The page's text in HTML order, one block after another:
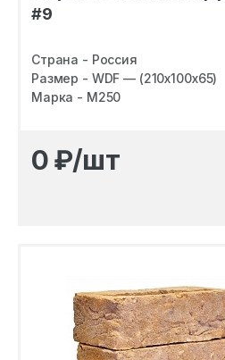
#9
Страна - Россия
Размер - WDF — (210х100х65)
Марка - M250
0₽/шт